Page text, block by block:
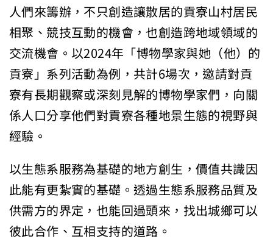
人們來籌辦，不只創造讓散居的貢寮山村居民
相聚、競技互動的機會，也創造跨地域領域的
交流機會。以2024年「博物學家與她（他）的
貢寮」系列活動為例，共計6場次，邀請對貢
寮有長期觀察或深刻見解的博物學家們，向關
係人口分享他們對貢寮各種地景生態的視野與
經驗。
以生態系服務為基礎的地方創生，價值共識因
此能有更紮實的基礎。透過生態系服務品質及
供需方的界定，也能回過頭來，找出城鄉可以
彼此合作、互相支持的道路。